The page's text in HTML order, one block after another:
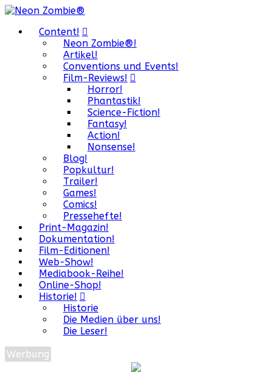
Content!
Neon Zombie®!
Artikel!
Conventions und Events!
Film-Reviews!
Horror!
Phantastik!
Science-Fiction!
Fantasy!
Action!
Nonsense!
Blog!
Popkultur!
Trailer!
Games!
Comics!
Pressehefte!
Print-Magazin!
Dokumentation!
Film-Editionen!
Web-Show!
Mediabook-Reihe!
Online-Shop!
Historie!
Historie
Die Medien über uns!
Die Leser!
Werbung